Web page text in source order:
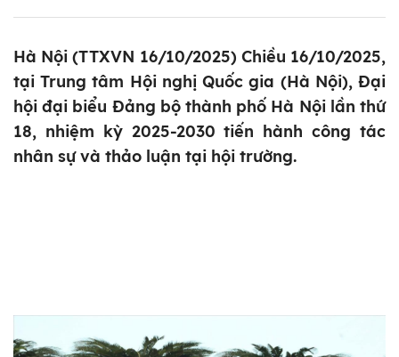
Hà Nội (TTXVN 16/10/2025) Chiều 16/10/2025,
tại Trung tâm Hội nghị Quốc gia (Hà Nội), Đại
hội đại biểu Đảng bộ thành phố Hà Nội lần thứ
18, nhiệm kỳ 2025-2030 tiến hành công tác
nhân sự và thảo luận tại hội trường.